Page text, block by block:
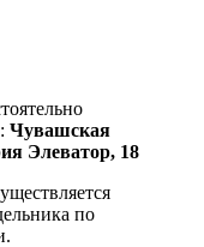
Чувашская
Элеватор, 18
по